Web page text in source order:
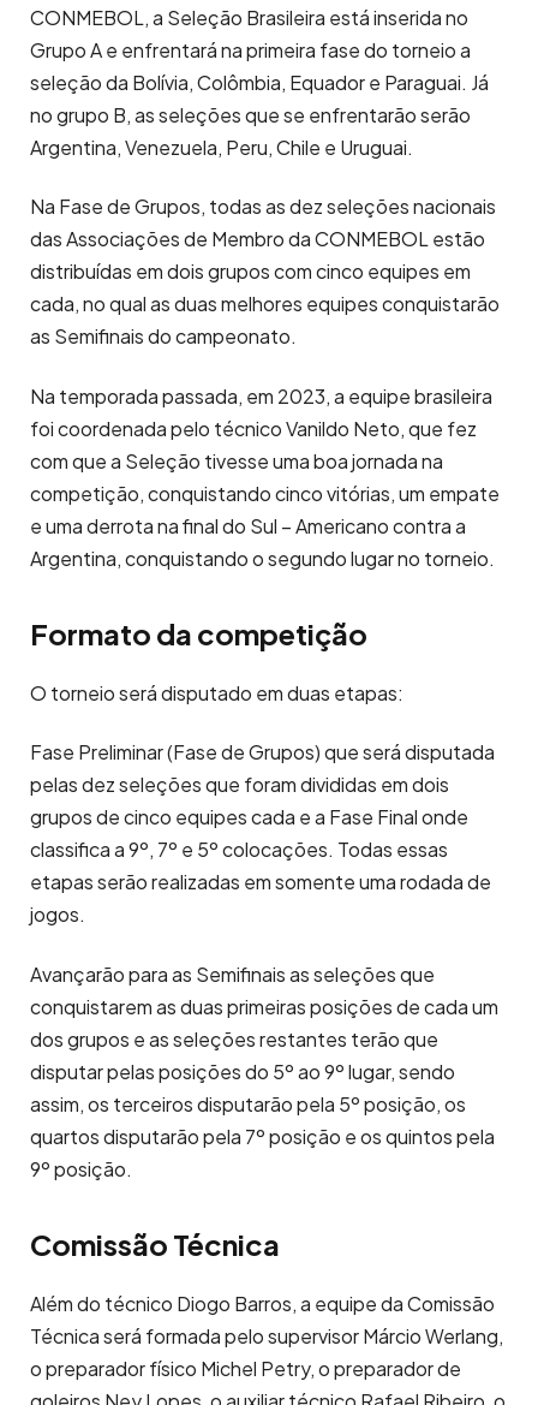
CONMEBOL, a Seleção Brasileira está inserida no
Grupo A e enfrentará na primeira fase do torneio a
seleção da Bolívia, Colômbia, Equador e Paraguai. Já
no grupo B, as seleções que se enfrentarão serão
Argentina, Venezuela, Peru, Chile e Uruguai.
Na Fase de Grupos, todas as dez seleções nacionais
das Associações de Membro da CONMEBOL estão
distribuídas em dois grupos com cinco equipes em
cada, no qual as duas melhores equipes conquistarão
as Semifinais do campeonato.
Na temporada passada, em 2023, a equipe brasileira
foi coordenada pelo técnico Vanildo Neto, que fez
com que a Seleção tivesse uma boa jornada na
competição, conquistando cinco vitórias, um empate
e uma derrota na final do Sul – Americano contra a
Argentina, conquistando o segundo lugar no torneio.
Formato da competição
O torneio será disputado em duas etapas:
Fase Preliminar (Fase de Grupos) que será disputada
pelas dez seleções que foram divididas em dois
grupos de cinco equipes cada e a Fase Final onde
classifica a 9º, 7º e 5º colocações. Todas essas
etapas serão realizadas em somente uma rodada de
jogos.
Avançarão para as Semifinais as seleções que
conquistarem as duas primeiras posições de cada um
dos grupos e as seleções restantes terão que
disputar pelas posições do 5º ao 9º lugar, sendo
assim, os terceiros disputarão pela 5º posição, os
quartos disputarão pela 7º posição e os quintos pela
9º posição.
Comissão Técnica
Além do técnico Diogo Barros, a equipe da Comissão
Técnica será formada pelo supervisor Márcio Werlang,
o preparador físico Michel Petry, o preparador de